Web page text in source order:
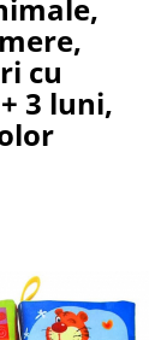
cu
3 luni,